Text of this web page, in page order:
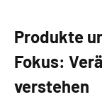
Produkte
Fokus:
verstehen